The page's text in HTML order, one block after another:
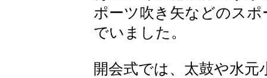
ポーツ吹き矢などのス
でいました。
開会式では、太鼓や水元